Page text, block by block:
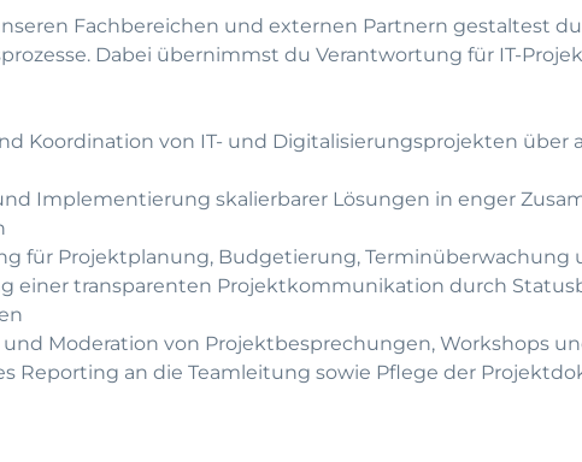
Fachbereichen und externen Partnern gestaltest
Dabei übernimmst du Verantwortung für IT-
Koordination von IT- und Digitalisierungsprojekten über
Implementierung skalierbarer Lösungen in enger
für Projektplanung, Budgetierung, Terminüberwachung
einer transparenten Projektkommunikation durch
und Moderation von Projektbesprechungen, Workshops
Reporting an die Teamleitung sowie Pflege der